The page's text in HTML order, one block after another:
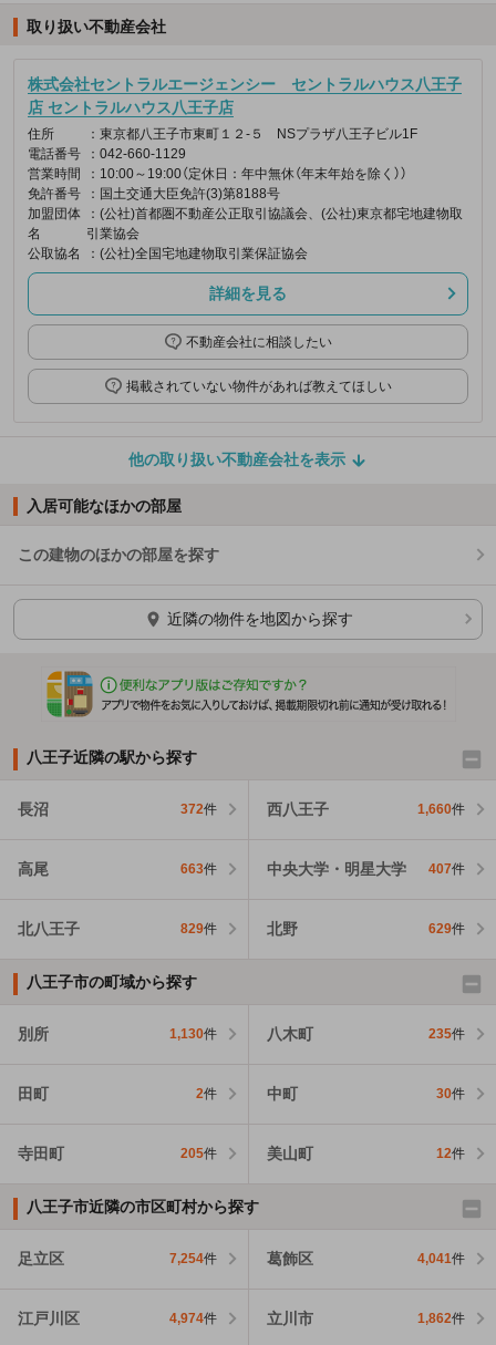
取り扱い不動産会社
株式会社セントラルエージェンシー セントラルハウス八王子
店 セントラルハウス八王子店
住所
：東京都八王子市東町１２-５ NSプラザ八王子ビル1F
電話番号
：042-660-1129
営業時間
：10:00～19:00（定休日：年中無休（年末年始を除く））
免許番号
：国土交通大臣免許(3)第8188号
加盟団体
名
：(公社)首都圏不動産公正取引協議会、(公社)東京都宅地建物取
引業協会
公取協名
：(公社)全国宅地建物取引業保証協会
詳細を見る
不動産会社に相談したい
掲載されていない物件があれば教えてほしい
他の取り扱い不動産会社を表示
入居可能なほかの部屋
この建物のほかの部屋を探す
ほかの部屋を検索中…
近隣の物件を地図から探す
八王子近隣の駅から探す
長沼 372件 西八王子 1,660件
高尾 663件 中央大学・明星大学 407件
北八王子 829件 北野 629件
八王子市の町域から探す
別所 1,130件 八木町 235件
田町 2件 中町 30件
寺田町 205件 美山町 12件
八王子市近隣の市区町村から探す
足立区 7,254件 葛飾区 4,041件
江戸川区 4,974件 立川市 1,862件